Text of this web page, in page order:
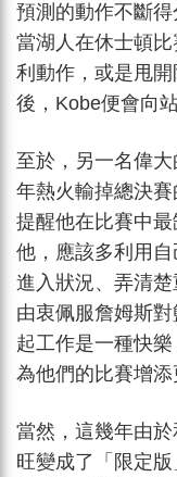
預測的動作不斷
當湖人在休士頓
利動作，或是甩
後，Kobe便會向
至於，另一名偉
年熱火輸掉總決
提醒他在比賽中
他，應該多利用
進入狀況、弄清楚
由衷佩服詹姆斯
起工作是一種快
為他們的比賽增添
當然，這幾年由
旺變成了「限定